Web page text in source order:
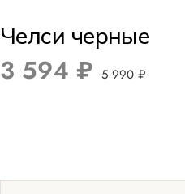
Челси черные
3 594 ₽ 5 990 ₽